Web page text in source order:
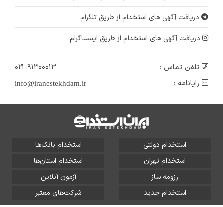
دریافت آگهی های استخدام از طریق تلگرام
دریافت آگهی های استخدام از طریق اینستاگرام
تلفن تماس :
۰۲۱-۹۱۳۰۰۰۱۳
رایانامه :
info@iranestekhdam.ir
استخدام دولتی
استخدام بانک‌ها
استخدام تهران
استخدام استان‌ها
رزومه ساز
آزمون آنلاین
استخدام جدید
شرکت‌های معتبر